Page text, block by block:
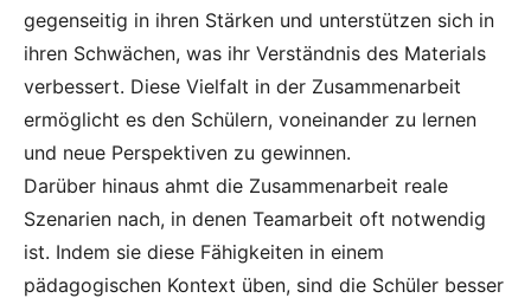
gegenseitig in ihren Stärken und unterstützen sich in
ihren Schwächen, was ihr Verständnis des Materials
verbessert. Diese Vielfalt in der Zusammenarbeit
ermöglicht es den Schülern, voneinander zu lernen
und neue Perspektiven zu gewinnen.
Darüber hinaus ahmt die Zusammenarbeit reale
Szenarien nach, in denen Teamarbeit oft notwendig
ist. Indem sie diese Fähigkeiten in einem
pädagogischen Kontext üben, sind die Schüler besser